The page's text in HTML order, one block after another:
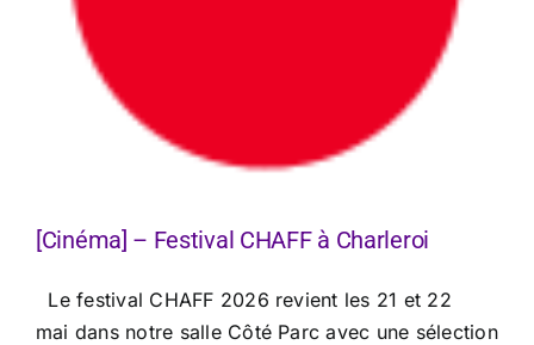
[Cinéma] – Festival CHAFF à Charleroi
Le festival CHAFF 2026 revient les 21 et 22
mai dans notre salle Côté Parc avec une sélection